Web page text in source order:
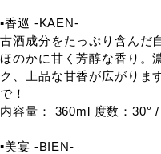
▪️香巡 -KAEN-
古酒成分をたっぷり含んだ
ほのかに甘く芳醇な香り。
ク、上品な甘香が広がりま
で！
内容量： 360ml 度数：30°
▪️美宴 -BIEN-